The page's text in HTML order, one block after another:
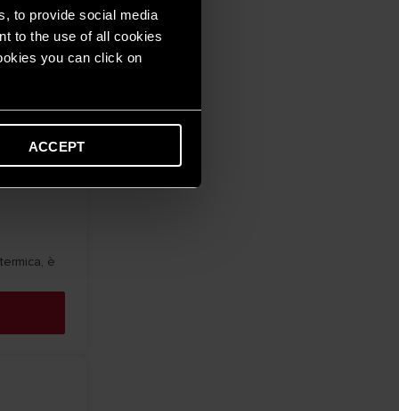
to provide social media
to the use of all cookies
you can click on
ACCEPT
è